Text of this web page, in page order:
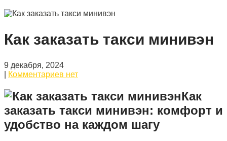
Как заказать такси минивэн
9 декабря, 2024
Комментариев нет
Как
заказать такси минивэн: комфорт и
удобство на каждом шагу